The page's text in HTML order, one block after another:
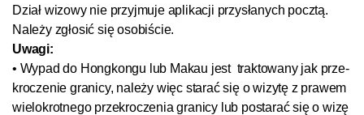
Dział wi­zo­wy nie przy­jmu­je ap­li­ka­cji przy­sła­nych pocz­tą.
Na­le­ży zgło­sić się oso­biś­cie.
Uwa­gi:
• Wy­pad do Hong­kon­gu lub Ma­kau jest trak­to­wa­ny jak prze­
kro­cze­nie gra­ni­cy, nale­ży więc sta­rać się o wi­zy­tę z prawem
wie­lo­krot­ne­go prze­kro­cze­nia gra­ni­cy lub po­sta­rać się o wi­zę